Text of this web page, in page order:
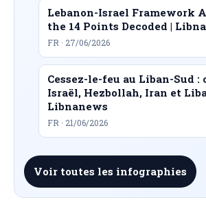
Lebanon-Israel Framework
the 14 Points Decoded |
FR · 27/06/2026
Cessez-le-feu au Liban-Sud
Israël, Hezbollah, Iran et
Libnanews
FR · 21/06/2026
Voir toutes les infographies